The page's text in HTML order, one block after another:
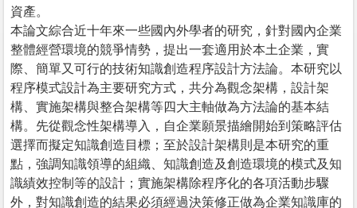
資產。
本論文綜合近十年來一些國內外學者的研究，針對國內企業
整體經營環境的競爭情勢，提出一套適用於本土企業，實
際、簡單又可行的技術知識創造程序設計方法論。本研究以
程序模式設計為主要研究方式，共分為觀念架構，設計架
構、實施架構與整合架構等四大主軸做為方法論的基本結
構。先從觀念性架構導入，自企業願景描繪開始到策略評估
選擇而擬定知識創造目標；至於設計架構則是本研究的重
點，強調知識領導的組織、知識創造及創造環境的模式及知
識績效控制等的設計；實施架構除程序化的各項活動步驟
外，對知識創造的結果必須經過決策修正做為企業知識庫的